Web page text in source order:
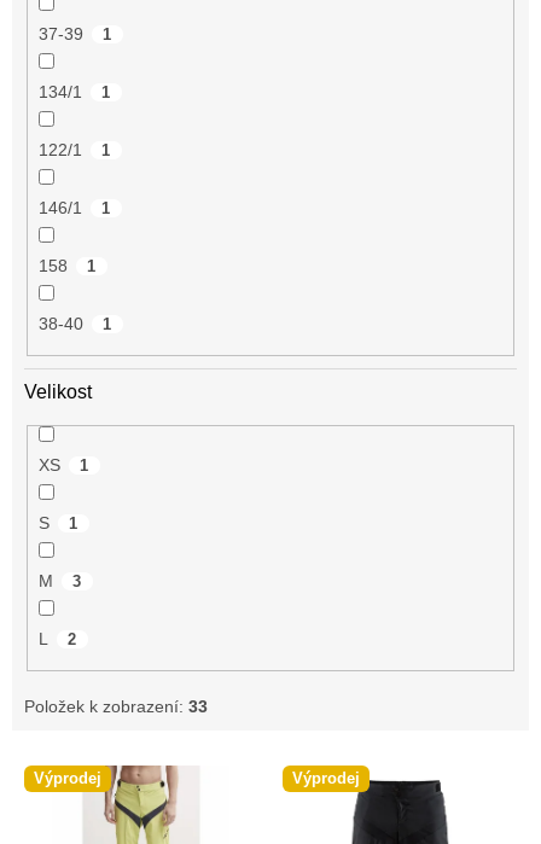
37-39 1
134/1 1
122/1 1
146/1 1
158 1
38-40 1
Velikost
XS 1
S 1
M 3
L 2
Položek k zobrazení: 33
V Výprodej Výprodej